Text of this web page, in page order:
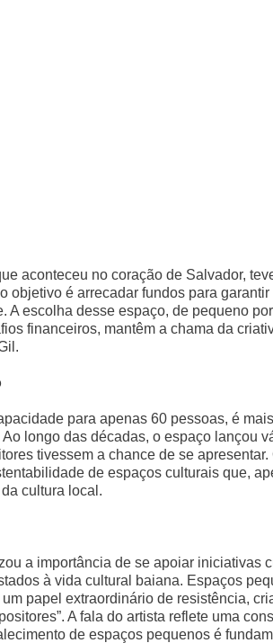
aconteceu no coração de Salvador,
objetivo é arrecadar fundos para
A escolha desse espaço, de pequeno
financeiros, mantêm a chama da
para apenas 60 pessoas, é
longo das décadas, o espaço lançou
tivessem a chance de se
de espaços culturais que,
cultura local.
a importância de se apoiar iniciativas
à vida cultural baiana. Espaços
papel extraordinário de resistência,
A fala do artista reflete uma
de espaços pequenos é